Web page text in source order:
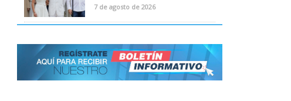
7 de agosto de 2026